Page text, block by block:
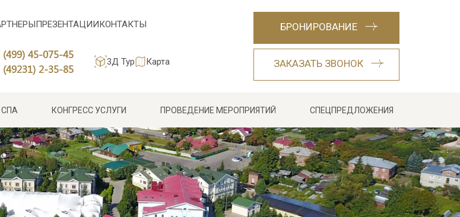
ПРЕЗЕНТАЦИИКОНТАКТЫ
(499) 45-075-45
(49231) 2-35-85
3Д Тур Карта
БРОНИРОВАНИЕ
ЗАКАЗАТЬ ЗВОНОК
КОНГРЕСС УСЛУГИ ПРОВЕДЕНИЕ МЕРОПРИЯТИЙ СПЕЦПРЕДЛОЖЕНИЯ